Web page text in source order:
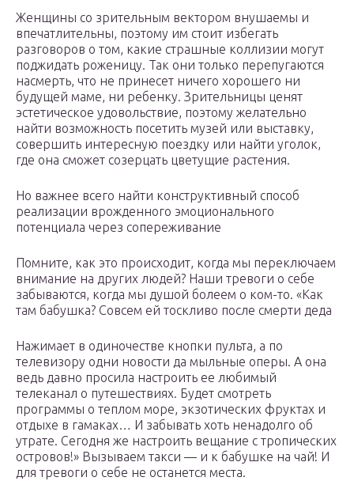
Женщины со зрительным вектором внушаемы и
впечатлительны, поэтому им стоит избегать
разговоров о том, какие страшные коллизии могут
поджидать роженицу. Так они только перепугаются
насмерть, что не принесет ничего хорошего ни
будущей маме, ни ребенку. Зрительницы ценят
эстетическое удовольствие, поэтому желательно
найти возможность посетить музей или выставку,
совершить интересную поездку или найти уголок,
где она сможет созерцать цветущие растения.
Но важнее всего найти конструктивный способ
реализации врожденного эмоционального
потенциала через сопереживание
Помните, как это происходит, когда мы переключаем
внимание на других людей? Наши тревоги о себе
забываются, когда мы душой болеем о ком-то. «Как
там бабушка? Совсем ей тоскливо после смерти деда
Нажимает в одиночестве кнопки пульта, а по
телевизору одни новости да мыльные оперы. А она
ведь давно просила настроить ее любимый
телеканал о путешествиях. Будет смотреть
программы о теплом море, экзотических фруктах и
отдыхе в гамаках… И забывать хоть ненадолго об
утрате. Сегодня же настроить вещание с тропических
островов!» Вызываем такси — и к бабушке на чай! И
для тревоги о себе не останется места.